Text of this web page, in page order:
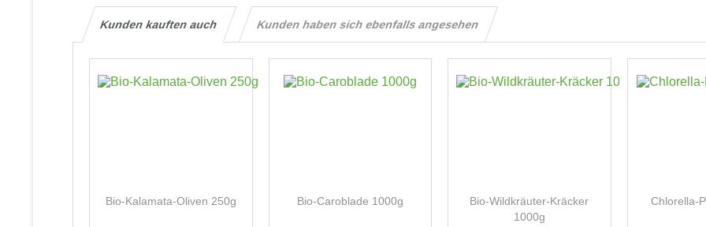
Kunden kauften auch Kunden haben sich ebenfalls angesehen
Bio-Kalamata-Oliven 250g Bio-Caroblade 1000g
Bio-Wildkräuter-Kräcker
1000g
Chlorella-